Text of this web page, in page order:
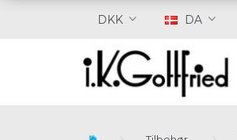
DKK DA